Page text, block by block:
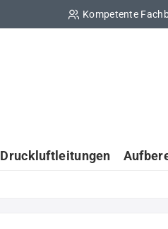
Kompetente
Druckluftleitungen